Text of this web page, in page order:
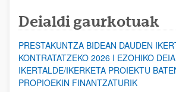
Deialdi gaurkotuak
PRESTAKUNTZA BIDEAN DAUDEN
KONTRATATZEKO 2026 I EZOHIKO
IKERTALDE/IKERKETA PROIEKTU
PROPIOEKIN FINANTZATURIK